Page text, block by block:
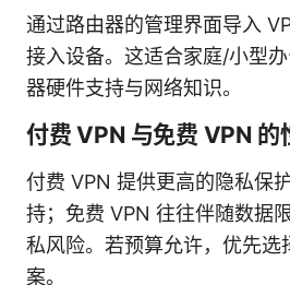
通过路由器的管理界面导入
接入设备。这适合家庭/小型
器硬件支持与网络知识。
付费 VPN 与免费 VPN 的
付费 VPN 提供更高的隐私保
持；免费 VPN 往往伴随数据
私风险。若预算允许，优先选
案。